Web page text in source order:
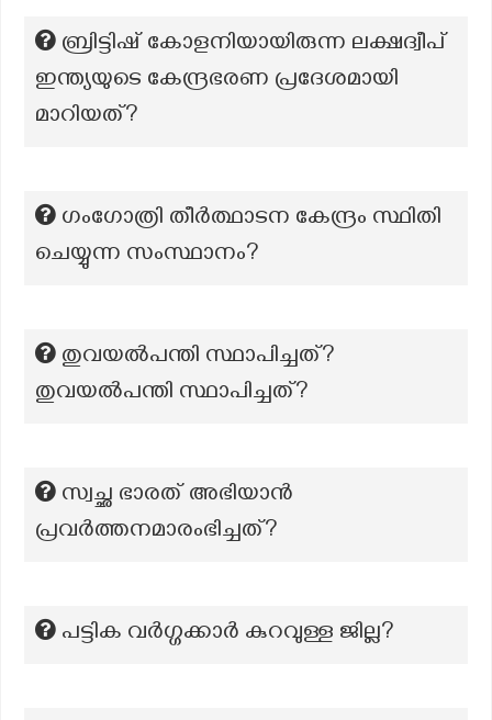
ബ്രിട്ടിഷ് കോളനിയായിരുന്ന ലക്ഷദ്വീപ്
ഇന്ത്യയുടെ കേന്ദ്രഭരണ പ്രദേശമായി
മാറിയത്?
ഗംഗോത്രി തീർത്ഥാടന കേന്ദ്രം സ്ഥിതി
ചെയ്യുന്ന സംസ്ഥാനം?
തുവയൽപന്തി സ്ഥാപിച്ചത്?
തുവയൽപന്തി സ്ഥാപിച്ചത്?
സ്വച്ഛ ഭാരത് അഭിയാന്‍
പ്രവര്‍ത്തനമാരംഭിച്ചത്?
പട്ടിക വർഗ്ഗക്കാർ കുറവുള്ള ജില്ല?